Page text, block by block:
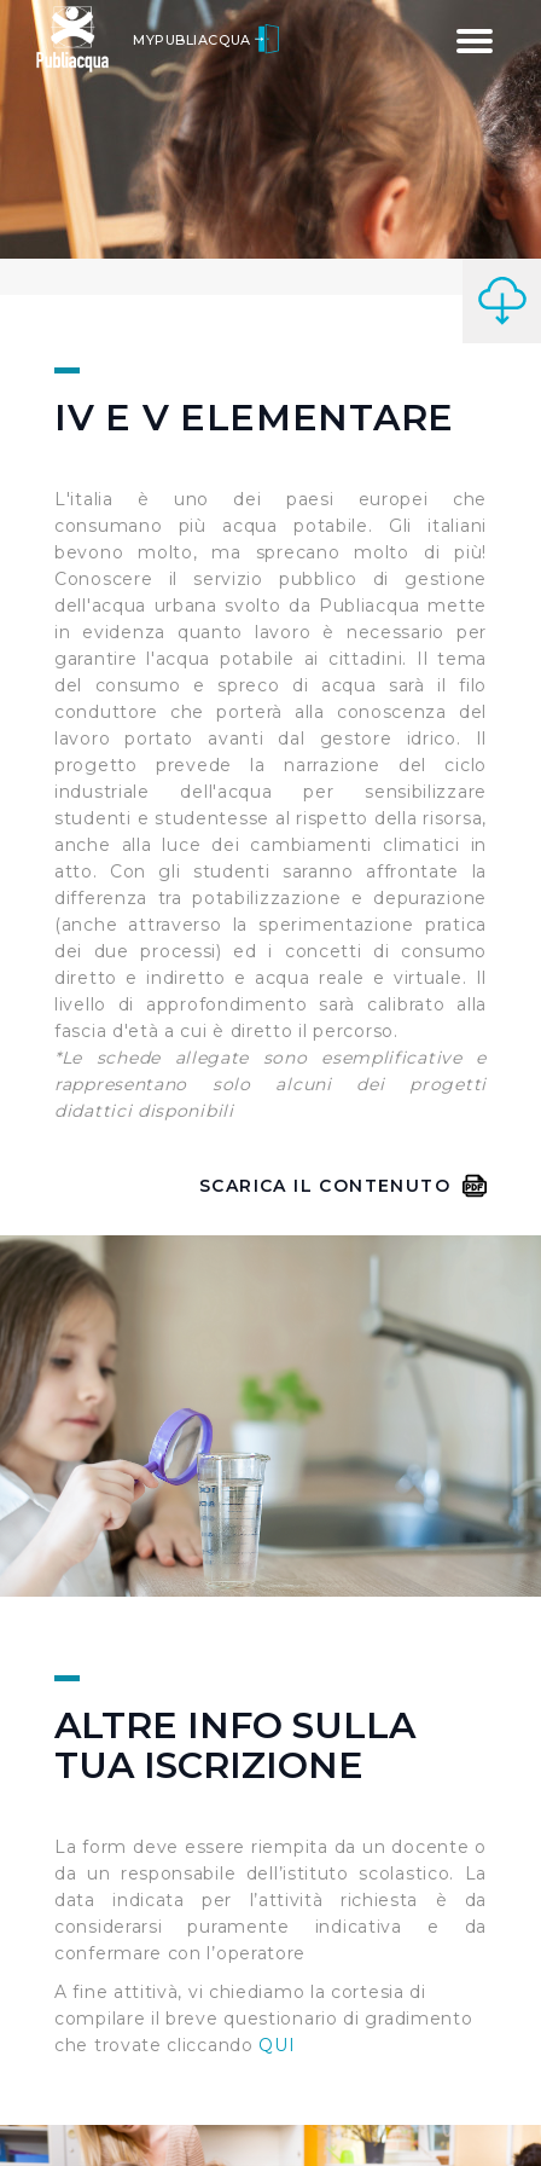
Toggle
MYPUBLIACQUA
IV E V ELEMENTARE
L'italia è uno dei paesi europei che
consumano più acqua potabile. Gli italiani
bevono molto, ma sprecano molto di più!
Conoscere il servizio pubblico di gestione
dell'acqua urbana svolto da Publiacqua mette
in evidenza quanto lavoro è necessario per
garantire l'acqua potabile ai cittadini. Il tema
del consumo e spreco di acqua sarà il filo
conduttore che porterà alla conoscenza del
lavoro portato avanti dal gestore idrico. Il
progetto prevede la narrazione del ciclo
industriale dell'acqua per sensibilizzare
studenti e studentesse al rispetto della risorsa,
anche alla luce dei cambiamenti climatici in
atto. Con gli studenti saranno affrontate la
differenza tra potabilizzazione e depurazione
(anche attraverso la sperimentazione pratica
dei due processi) ed i concetti di consumo
diretto e indiretto e acqua reale e virtuale. Il
livello di approfondimento sarà calibrato alla
fascia d'età a cui è diretto il percorso.
*Le schede allegate sono esemplificative e
rappresentano solo alcuni dei progetti
didattici disponibili
SCARICA IL CONTENUTO
ALTRE INFO SULLA
TUA ISCRIZIONE
La form deve essere riempita da un docente o
da un responsabile dell’istituto scolastico. La
data indicata per l’attività richiesta è da
considerarsi puramente indicativa e da
confermare con l’operatore
A fine attitivà, vi chiediamo la cortesia di
compilare il breve questionario di gradimento
che trovate cliccando QUI